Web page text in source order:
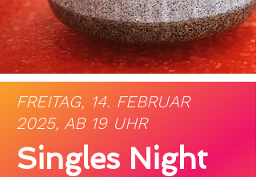
FREITAG, 14. FEBRUAR
2025, AB 19 UHR
Singles Night